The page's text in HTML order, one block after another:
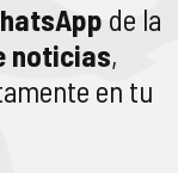
de la
noticias,
en tu